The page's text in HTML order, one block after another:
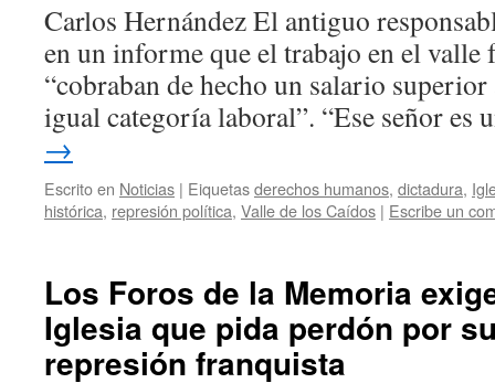
Carlos Hernández El antiguo
en un informe que el trabajo en el
“cobraban de hecho un salario
igual categoría laboral”. “Ese señor
→
Escrito en Noticias | Eiquetasderechos humanos, dictadura,
histórica, represión política, Valle de los Caídos | Escribe un
Los Foros de la Memoria
Iglesia que pida perdón por
represión franquista